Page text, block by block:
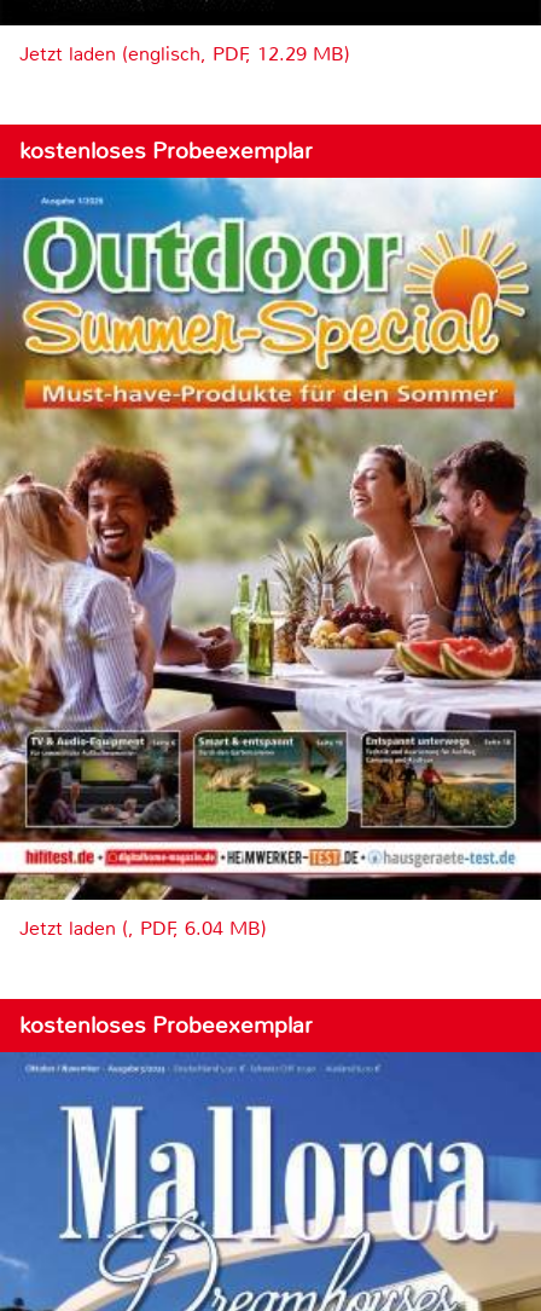
Jetzt laden (englisch, PDF, 12.29 MB)
kostenloses Probeexemplar
Jetzt laden (, PDF, 6.04 MB)
kostenloses Probeexemplar